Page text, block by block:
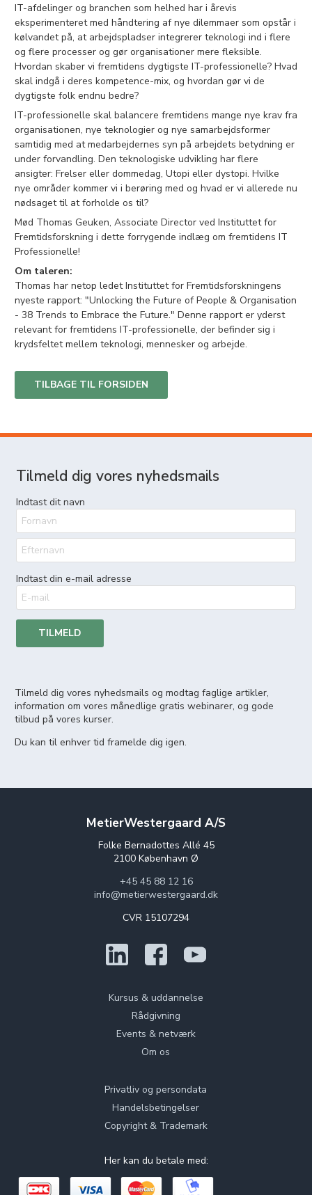
IT-afdelinger og branchen som helhed har i årevis
eksperimenteret med håndtering af nye dilemmaer som opstår i
kølvandet på, at arbejdspladser integrerer teknologi ind i flere
og flere processer og gør organisationer mere fleksible.
Hvordan skaber vi fremtidens dygtigste IT-professionelle? Hvad
skal indgå i deres kompetence-mix, og hvordan gør vi de
dygtigste folk endnu bedre?
IT-professionelle skal balancere fremtidens mange nye krav fra
organisationen, nye teknologier og nye samarbejdsformer
samtidig med at medarbejdernes syn på arbejdets betydning er
under forvandling. Den teknologiske udvikling har flere
ansigter: Frelser eller dommedag, Utopi eller dystopi. Hvilke
nye områder kommer vi i berøring med og hvad er vi allerede nu
nødsaget til at forholde os til?
Mød Thomas Geuken, Associate Director ved Instituttet for
Fremtidsforskning i dette forrygende indlæg om fremtidens IT
Professionelle!
Om taleren:
Thomas har netop ledet Instituttet for Fremtidsforskningens
nyeste rapport: "Unlocking the Future of People & Organisation
- 38 Trends to Embrace the Future." Denne rapport er yderst
relevant for fremtidens IT-professionelle, der befinder sig i
krydsfeltet mellem teknologi, mennesker og arbejde.
TILBAGE TIL FORSIDEN
Tilmeld dig vores nyhedsmails
Indtast dit navn
Indtast din e-mail adresse
TILMELD
Tilmeld dig vores nyhedsmails og modtag faglige artikler,
information om vores månedlige gratis webinarer, og gode
tilbud på vores kurser.
Du kan til enhver tid framelde dig igen.
MetierWestergaard A/S
Folke Bernadottes Allé 45
2100 København Ø
+45 45 88 12 16
info@metierwestergaard.dk
CVR 15107294
Kursus & uddannelse
Rådgivning
Events & netværk
Om os
Privatliv og persondata
Handelsbetingelser
Copyright & Trademark
Her kan du betale med: